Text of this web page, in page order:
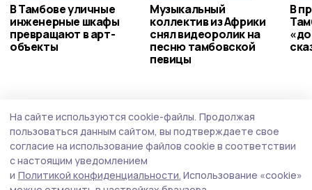
В Тамбове уличные
инженерные шкафы
превращают в арт-
объекты
Музыкальный
коллектив из Африки
снял видеоролик на
песню тамбовской
певицы
В
На сайте используются cookie-файлы. Продолжая
пользоваться данным сайтом, вы подтверждаете свое
согласие на использование файлов cookie в соответствии
с настоящим уведомлением
и Политикой конфиденциальности. Использование «cookie»